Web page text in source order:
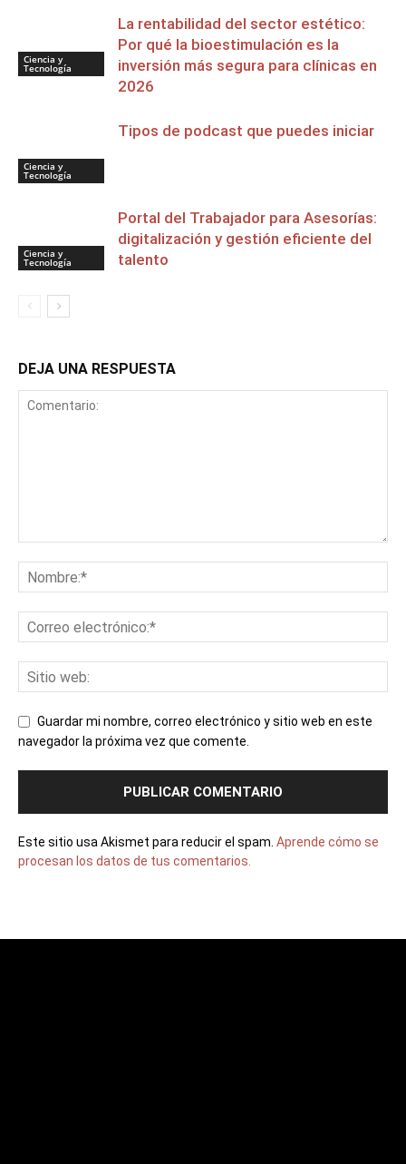
Ciencia y
Tecnología
La rentabilidad del sector estético:
Por qué la bioestimulación es la
inversión más segura para clínicas en
2026
Ciencia y
Tecnología
Tipos de podcast que puedes iniciar
Ciencia y
Tecnología
Portal del Trabajador para Asesorías:
digitalización y gestión eficiente del
talento
DEJA UNA RESPUESTA
Guardar mi nombre, correo electrónico y sitio web en este
navegador la próxima vez que comente.
Este sitio usa Akismet para reducir el spam. Aprende cómo se
procesan los datos de tus comentarios.